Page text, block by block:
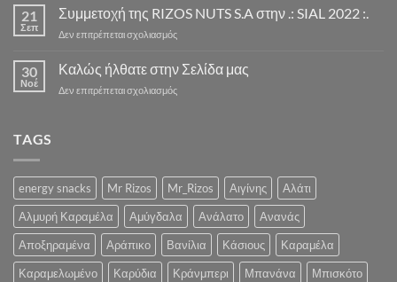
ΝΕΑ
ΣΕΖΟΝ
ΣΟΚΟΛΑΤΑΣ
ΣΥΝΤΟΜΑ
Λαχταριστό
και
την
Ψυχολογία
σας»
21
Σεπ
Συμμετοχή της RIZOS NUTS S.A στην .: SIAL 2022 :.
Δεν επιτρέπεται σχολιασμόςστο
της
RIZOS
NUTS
:.
30
Νοέ
Καλώς ήλθατε στην Σελίδα μας
Δεν επιτρέπεται σχολιασμόςστο
TAGS
energy snacks Mr Rizos Mr_Rizos Αιγίνης
Αλάτι
Αλμυρή Καραμέλα
Αμύγδαλα Ανάλατο
Ανανάς
Αποξηραμένα
Αράπικο Βανίλια Κάσιους
Καραμέλα
Καραμελωμένο
Καρύδια Κράνμπερι Μπανάνα
Μπισκότο